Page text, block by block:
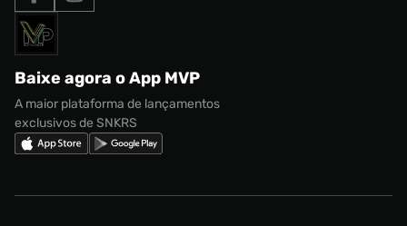
Acessórios
Marcas
adidas Adi2000
adidas Campus
Nike Shox
Termos de uso
Política de privacidade
Regulamento CRM/ CASHBACK
Regulamento Cupom
Formas de Pagamento
Solicite seus dados
Baixe agora o App MVP
A maior plataforma de lançamentos
exclusivos de SNKRS